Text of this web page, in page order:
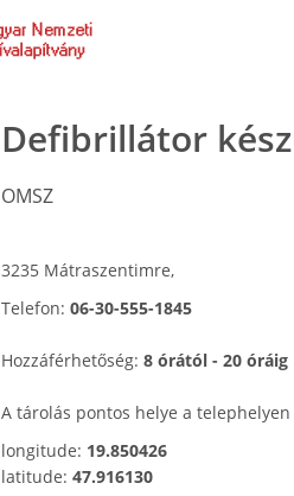
Defibrillátor
OMSZ
3235 Mátraszentimre,
Telefon: 06-30-555-1845
Hozzáférhetőség: 8 órától - 20 óráig
A tárolás pontos helye a
longitude: 19.850426
latitude: 47.916130